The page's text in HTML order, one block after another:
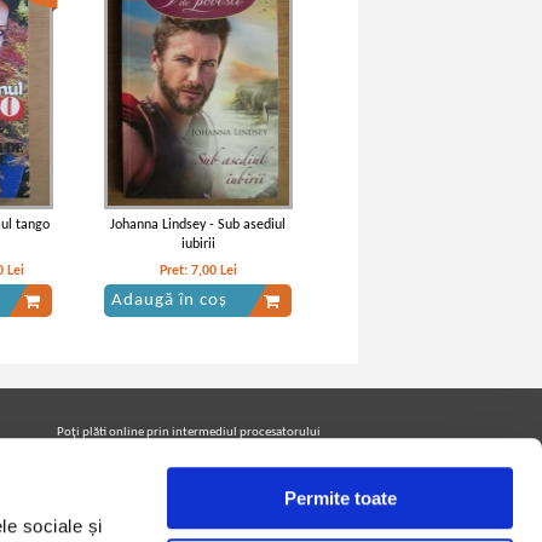
sociale și
Permite toate
tango
Lei
Johanna Lindsey - Sub asediul
iubirii
Pret: 7,00 Lei
Adaugă în coș
Poţi plăti online prin intermediul procesatorului
Urmăreşte-ne pe facebook pentru a fi la curent cu